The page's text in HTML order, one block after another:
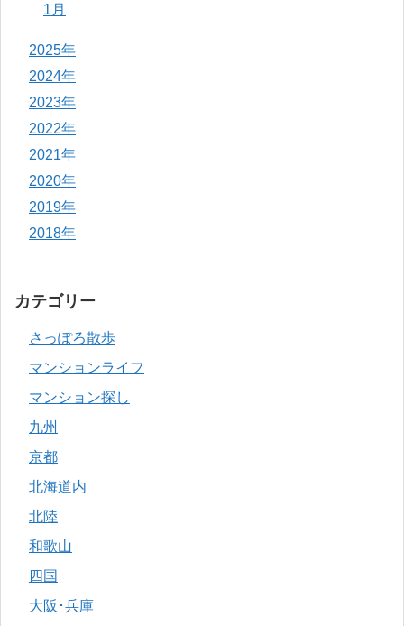
1月
2025年
2024年
2023年
2022年
2021年
2020年
2019年
2018年
カテゴリー
さっぽろ散歩
マンションライフ
マンション探し
九州
京都
北海道内
北陸
和歌山
四国
大阪･兵庫